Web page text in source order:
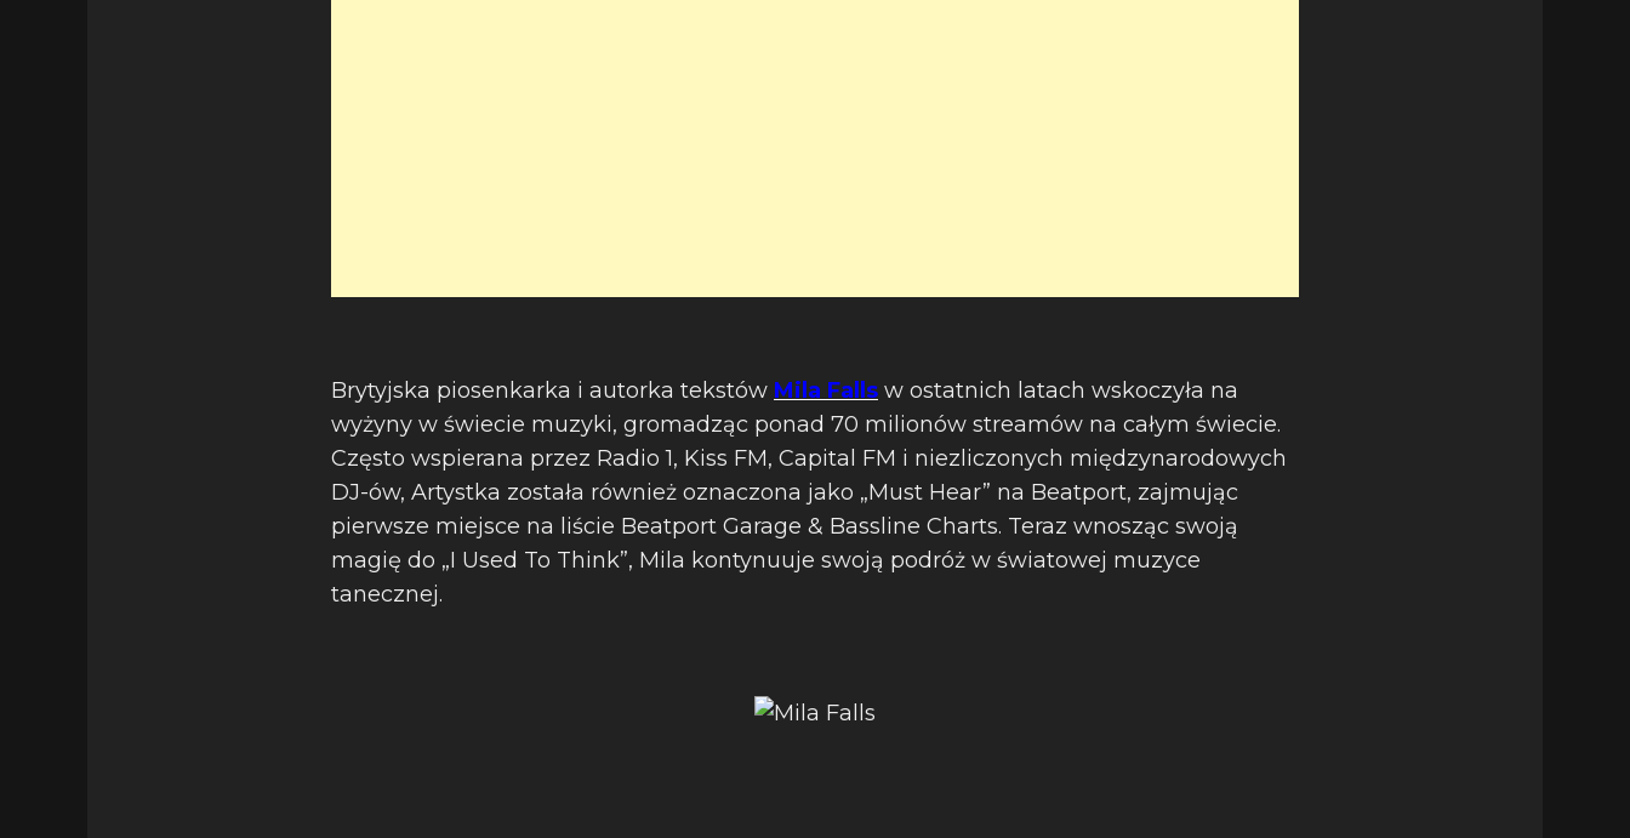
Brytyjska piosenkarka i autorka tekstów Mila Falls w ostatnich latach wskoczyła na
wyżyny w świecie muzyki, gromadząc ponad 70 milionów streamów na całym świecie.
Często wspierana przez Radio 1, Kiss FM, Capital FM i niezliczonych międzynarodowych
DJ-ów, Artystka została również oznaczona jako „Must Hear” na Beatport, zajmując
pierwsze miejsce na liście Beatport Garage & Bassline Charts. Teraz wnosząc swoją
magię do „I Used To Think”, Mila kontynuuje swoją podróż w światowej muzyce
tanecznej.